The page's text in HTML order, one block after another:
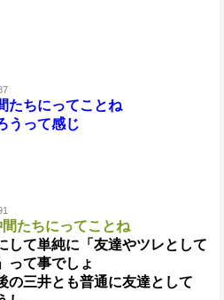
たちにってことね
うって感じ
たちにってことね
して単純に「友達やツレとして
って事でしょ
の三井とも普通に友達として